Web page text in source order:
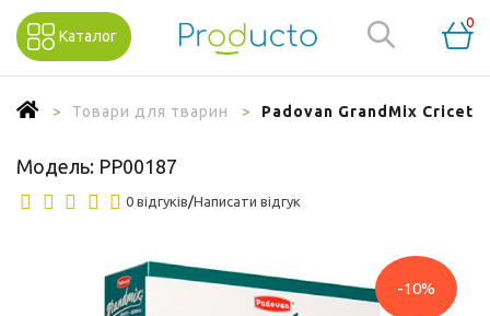
Каталог
0
Товари для тварин Padovan GrandMix Criceti
Модель: PP00187
0 відгуків/Написати відгук
-10%